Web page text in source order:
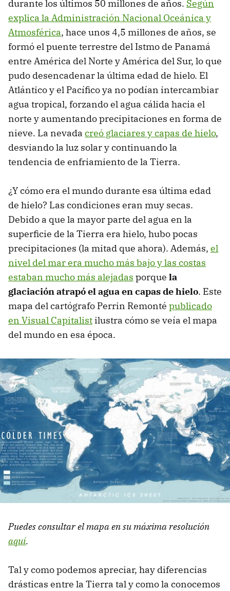
durante los últimos 50 millones de años. Según
explica la Administración Nacional Oceánica y
Atmosférica, hace unos 4,5 millones de años, se
formó el puente terrestre del Istmo de Panamá
entre América del Norte y América del Sur, lo que
pudo desencadenar la última edad de hielo. El
Atlántico y el Pacífico ya no podían intercambiar
agua tropical, forzando el agua cálida hacia el
norte y aumentando precipitaciones en forma de
nieve. La nevada creó glaciares y capas de hielo,
desviando la luz solar y continuando la
tendencia de enfriamiento de la Tierra.
¿Y cómo era el mundo durante esa última edad
de hielo? Las condiciones eran muy secas.
Debido a que la mayor parte del agua en la
superficie de la Tierra era hielo, hubo pocas
precipitaciones (la mitad que ahora). Además, el
nivel del mar era mucho más bajo y las costas
estaban mucho más alejadas porque la
glaciación atrapó el agua en capas de hielo. Este
mapa del cartógrafo Perrin Remonté publicado
en Visual Capitalist ilustra cómo se veía el mapa
del mundo en esa época.
Puedes consultar el mapa en su máxima resolución
aquí.
Tal y como podemos apreciar, hay diferencias
drásticas entre la Tierra tal y como la conocemos